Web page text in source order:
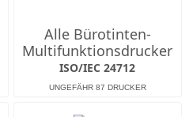
Alle Bürotinten-
Multifunktions­drucker
ISO/IEC 24712